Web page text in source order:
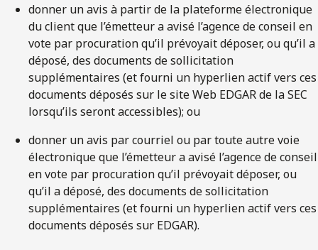
donner un avis à partir de la plateforme électronique
du client que l’émetteur a avisé l’agence de conseil en
vote par procuration qu’il prévoyait déposer, ou qu’il a
déposé, des documents de sollicitation
supplémentaires (et fourni un hyperlien actif vers ces
documents déposés sur le site Web EDGAR de la SEC
lorsqu’ils seront accessibles); ou
donner un avis par courriel ou par toute autre voie
électronique que l’émetteur a avisé l’agence de conseil
en vote par procuration qu’il prévoyait déposer, ou
qu’il a déposé, des documents de sollicitation
supplémentaires (et fourni un hyperlien actif vers ces
documents déposés sur EDGAR).